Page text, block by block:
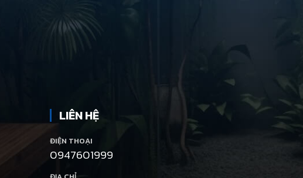
LIÊN HỆ
ĐIỆN THOẠI
0947601999